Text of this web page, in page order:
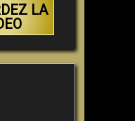
LA